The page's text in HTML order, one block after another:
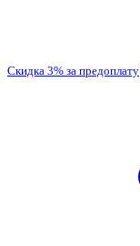
Скидка 3% за предоплату